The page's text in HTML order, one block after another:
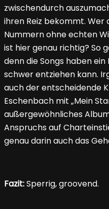
zwischendurch
ihren Reiz bekommt.
Nummern ohne echten
ist hier genau richtig? So
denn die Songs haben
schwer entziehen kann.
auch der entscheidende
Eschenbach mit „Mein
außergewöhnliches
Anspruchs auf
genau darin auch das
Fazit:Sperrig, groovend.